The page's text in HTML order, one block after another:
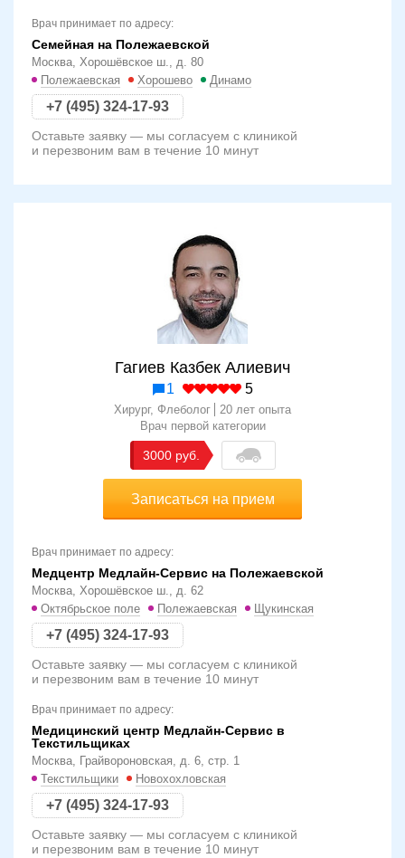
Врач принимает по адресу:
Семейная на Полежаевской
Москва, Хорошёвское ш., д. 80
Полежаевская
Хорошево Динамо
+7 (495) 324-17-93
Оставьте заявку — мы согласуем с клиникой
и перезвоним вам в течение 10 минут
Гагиев Казбек Алиевич
1 5
Хирург, Флеболог
20 лет опыта
Врач первой категории
3000
Записаться на прием
Врач принимает по адресу:
Медцентр Медлайн-Сервис на Полежаевской
Москва, Хорошёвское ш., д. 62
Октябрьское поле
Полежаевская Щукинская
+7 (495) 324-17-93
Оставьте заявку — мы согласуем с клиникой
и перезвоним вам в течение 10 минут
Врач принимает по адресу:
Медицинский центр Медлайн-Сервис в
Текстильщиках
Москва, Грайвороновская, д. 6, стр. 1
Текстильщики
Новохохловская
+7 (495) 324-17-93
Оставьте заявку — мы согласуем с клиникой
и перезвоним вам в течение 10 минут